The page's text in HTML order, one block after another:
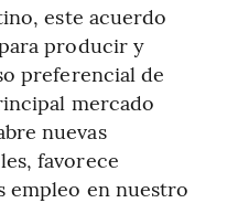
este acuerdo
producir y
preferencial de
mercado
nuevas
favorece
empleo en nuestro